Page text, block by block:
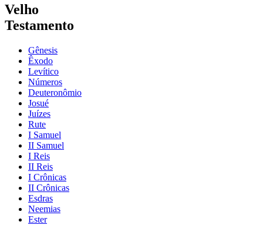
Velho
Testamento
Gênesis
Êxodo
Levítico
Números
Deuteronômio
Josué
Juízes
Rute
I Samuel
II Samuel
I Reis
II Reis
I Crônicas
II Crônicas
Esdras
Neemias
Ester